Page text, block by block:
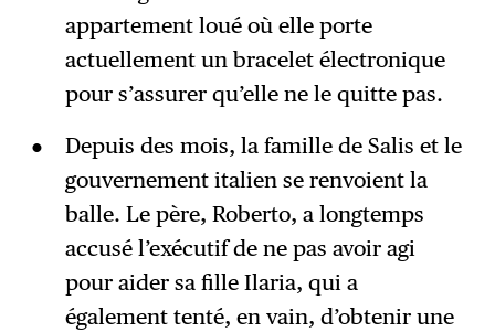
appartement loué où elle porte
actuellement un bracelet électronique
pour s’assurer qu’elle ne le quitte pas.
Depuis des mois, la famille de Salis et le
gouvernement italien se renvoient la
balle. Le père, Roberto, a longtemps
accusé l’exécutif de ne pas avoir agi
pour aider sa fille Ilaria, qui a
également tenté, en vain, d’obtenir une